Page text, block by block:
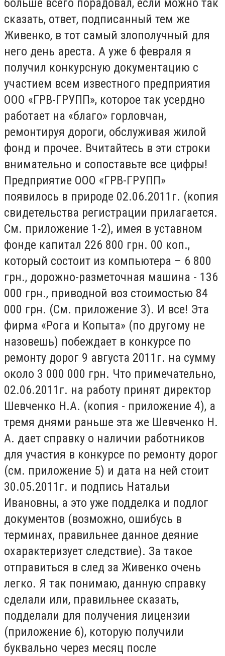
сказать, ответ, подписанный тем же
Живенко, в тот самый злополучный для
него день ареста. А уже 6 февраля я
получил конкурсную документацию с
участием всем известного предприятия
ООО «ГРВ-ГРУПП», которое так усердно
работает на «благо» горловчан,
ремонтируя дороги, обслуживая жилой
фонд и прочее. Вчитайтесь в эти строки
внимательно и сопоставьте все цифры!
Предприятие ООО «ГРВ-ГРУПП»
появилось в природе 02.06.2011г. (копия
свидетельства регистрации прилагается.
См. приложение 1-2), имея в уставном
фонде капитал 226 800 грн. 00 коп.,
который состоит из компьютера – 6 800
грн., дорожно-разметочная машина - 136
000 грн., приводной воз стоимостью 84
000 грн. (См. приложение 3). И все! Эта
фирма «Рога и Копыта» (по другому не
назовешь) побеждает в конкурсе по
ремонту дорог 9 августа 2011г. на сумму
около 3 000 000 грн. Что примечательно,
02.06.2011г. на работу принят директор
Шевченко Н.А. (копия - приложение 4), а
тремя днями раньше эта же Шевченко Н.
А. дает справку о наличии работников
для участия в конкурсе по ремонту дорог
(см. приложение 5) и дата на ней стоит
30.05.2011г. и подпись Натальи
Ивановны, а это уже подделка и подлог
документов (возможно, ошибусь в
терминах, правильнее данное деяние
охарактеризует следствие). За такое
отправиться в след за Живенко очень
легко. Я так понимаю, данную справку
сделали или, правильнее сказать,
подделали для получения лицензии
(приложение 6), которую получили
буквально через месяц после